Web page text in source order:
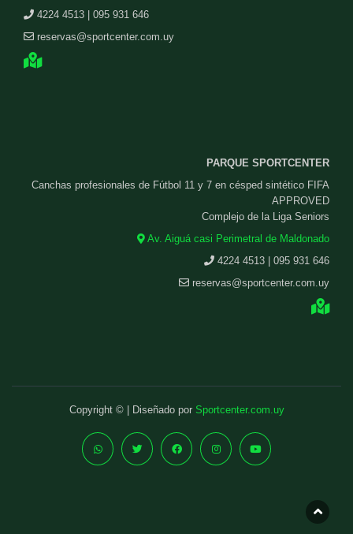
4224 4513 | 095 931 646
reservas@sportcenter.com.uy
PARQUE SPORTCENTER
Canchas profesionales de Fútbol 11 y 7 en césped sintético FIFA
APPROVED
Complejo de la Liga Seniors
Av. Aiguá casi Perimetral de Maldonado
4224 4513 | 095 931 646
reservas@sportcenter.com.uy
Copyright © | Diseñado por Sportcenter.com.uy